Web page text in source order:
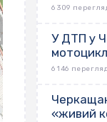
6 309
У ДТП у
6 146
«живий